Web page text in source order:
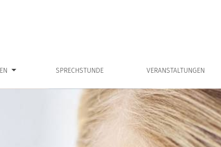
SPRECHSTUNDE VERANSTALTUNGENZeige